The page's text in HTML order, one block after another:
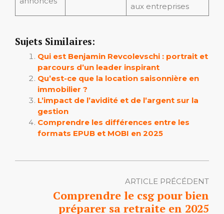
aux entreprises
Sujets Similaires:
Qui est Benjamin Revcolevschi : portrait et
parcours d’un leader inspirant
Qu’est-ce que la location saisonnière en
immobilier ?
L’impact de l’avidité et de l’argent sur la
gestion
Comprendre les différences entre les
formats EPUB et MOBI en 2025
ARTICLE PRÉCÉDENT
Comprendre le csg pour bien
préparer sa retraite en 2025